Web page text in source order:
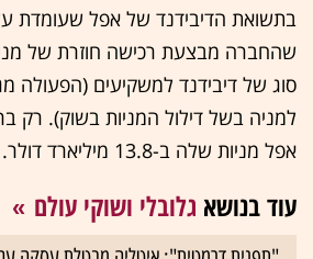
שהחברה מבצעת רכישה חוזרת של
סוג של דיבידנד למשקיעים (הפעולה
למניה בשל דילול המניות בשוק). רק
אפל מניות שלה ב-13.8 מיליארד דולר.
עוד בנושא גלובלי ושוקי עולם